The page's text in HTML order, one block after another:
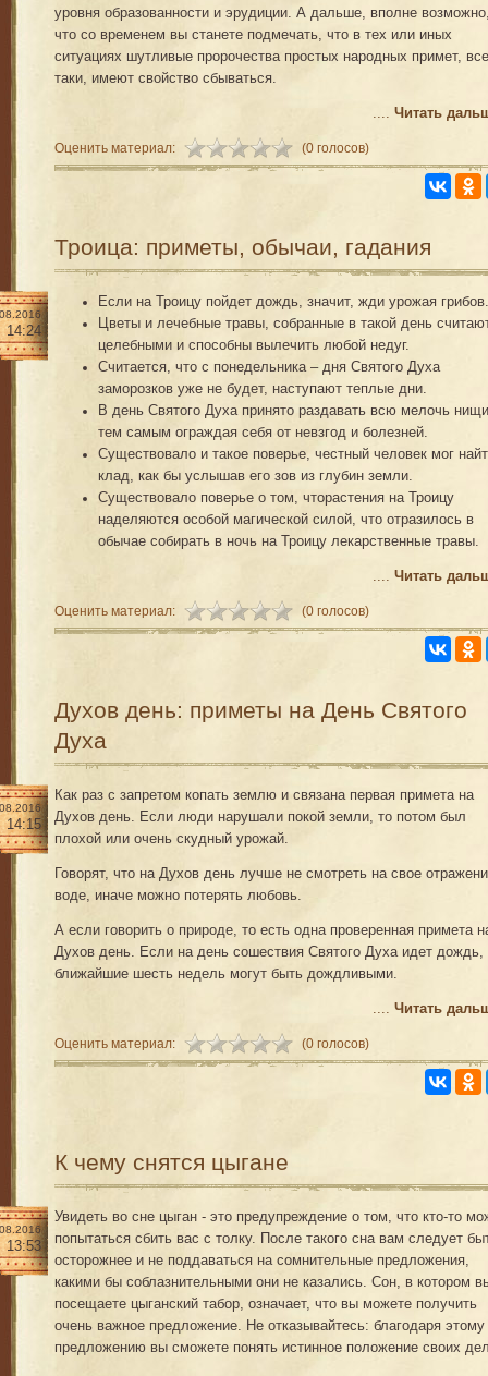
уровня образованности и эрудиции. А дальше, вполне
что со временем вы станете подмечать, что в тех или иных
ситуациях шутливые пророчества простых народных примет,
таки, имеют свойство сбываться.
.... Читать
Оценить материал: (0 голосов)
Троица: приметы, обычаи, гадания
14:24
Если на Троицу пойдет дождь, значит, жди урожая грибов.
Цветы и лечебные травы, собранные в такой день
целебными и способны вылечить любой недуг.
Считается, что с понедельника – дня Святого Духа
заморозков уже не будет, наступают теплые дни.
В день Святого Духа принято раздавать всю мелочь
тем самым ограждая себя от невзгод и болезней.
Существовало и такое поверье, честный человек мог
клад, как бы услышав его зов из глубин земли.
Существовало поверье о том, чторастения на Троицу
наделяются особой магической силой, что отразилось в
обычае собирать в ночь на Троицу лекарственные травы.
.... Читать
Оценить материал: (0 голосов)
Духов день: приметы на День Святого
Духа
14:15
Как раз с запретом копать землю и связана первая примета на
Духов день. Если люди нарушали покой земли, то потом был
плохой или очень скудный урожай.
Говорят, что на Духов день лучше не смотреть на свое
воде, иначе можно потерять любовь.
А если говорить о природе, то есть одна проверенная примета
Духов день. Если на день сошествия Святого Духа идет дождь,
ближайшие шесть недель могут быть дождливыми.
.... Читать
Оценить материал: (0 голосов)
К чему снятся цыгане
13:53
Увидеть во сне цыган - это предупреждение о том, что кто-то
попытаться сбить вас с толку. После такого сна вам следует
осторожнее и не поддаваться на сомнительные предложения,
какими бы соблазнительными они не казались. Сон, в котором
посещаете цыганский табор, означает, что вы можете получить
очень важное предложение. Не отказывайтесь: благодаря этому
предложению вы сможете понять истинное положение своих